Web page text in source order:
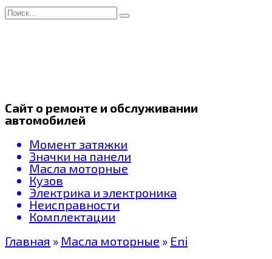
Перейти
к
Search
for:
Сайт о ремонте и обслуживании
автомобилей
Момент затяжки
Значки на панели
Масла моторные
Кузов
Электрика и электроника
Неисправности
Комплектации
Главная » Масла моторные » Eni